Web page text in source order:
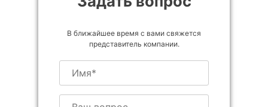
В ближайшее время с вами свяжется
представитель компании.